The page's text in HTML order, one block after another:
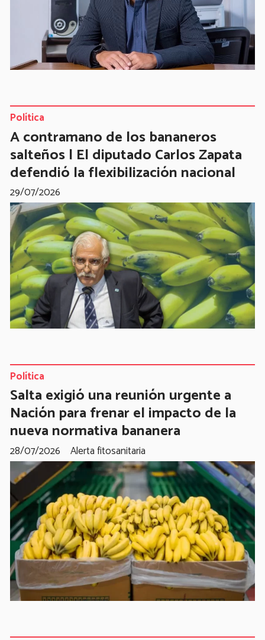
A contramano de los bananeros
salteños | El diputado Carlos Zapata
defendió la flexibilización nacional
Política
29/07/2026
Salta exigió una reunión urgente a
Nación para frenar el impacto de la
nueva normativa bananera
Alerta fitosanitaria
Política
28/07/2026